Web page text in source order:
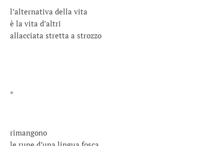
l’alternativa della vita
è la vita d’altri
allacciata stretta a strozzo
*
rimangono